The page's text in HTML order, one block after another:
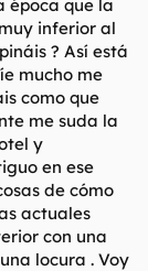
época que la
inferior al
? Así está
mucho me
como que
me suda la
y
en ese
de cómo
actuales
con una
locura . Voy